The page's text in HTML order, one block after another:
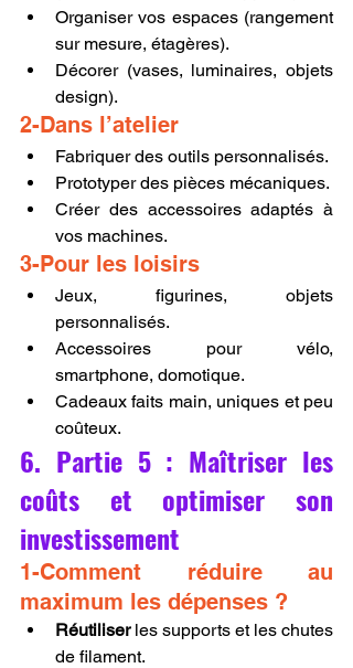
Organiser vos espaces (rangement
sur mesure, étagères).
Décorer (vases, luminaires, objets
design).
2-Dans l’atelier
Fabriquer des outils personnalisés.
Prototyper des pièces mécaniques.
Créer des accessoires adaptés à
vos machines.
3-Pour les loisirs
Jeux, figurines, objets
personnalisés.
Accessoires pour vélo,
smartphone, domotique.
Cadeaux faits main, uniques et peu
coûteux.
6. Partie 5 : Maîtriser les
coûts et optimiser son
investissement
1-Comment réduire au
maximum les dépenses ?
Réutiliser les supports et les chutes
de filament.